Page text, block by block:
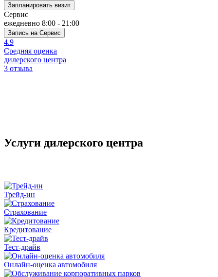
Запланировать визит
Сервис
ежедневно 8:00 - 21:00
Запись на Сервис
4.9
Средняя оценка
дилерского центра
3 отзыва
Услуги дилерского центра
Трейд-ин
Страхование
Кредитование
Тест-драйв
Онлайн-оценка автомобиля